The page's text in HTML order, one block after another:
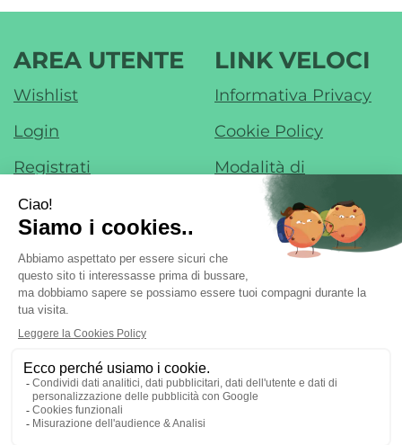
AREA UTENTE
Wishlist
Login
Registrati
Contatti
Iscrizione alla
Newsletter
LINK VELOCI
Informativa Privacy
Cookie Policy
Modalità di
Pagamento
Modalità di
Spedizione e Ritiro
Condizioni di Vendita
Farmacia di Liscate sas - Dr. F. Nobile &
C.
- Via IV Novembre, 22 20060 Liscate (MI)
ordini@margheritafarmaweb.it